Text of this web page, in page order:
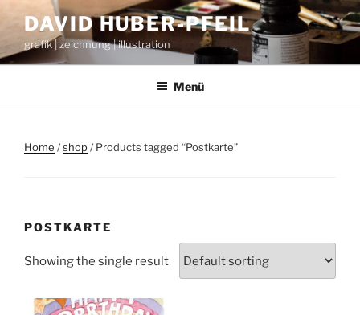
Inhalt
springen
DAVID HUBER-PFEIL
grafik | zeichnung | illustration
Menü
Home /shop/ Products tagged “Postkarte”
POSTKARTE
Showing the single result